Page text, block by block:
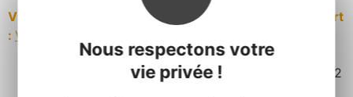
Nous respectons votre
vie privée !
Visitez les caves et
dégustez lefromage de Roquefort
: Visites et dégustations fromage de Roquefort
Mis à jour le 28 février 2012